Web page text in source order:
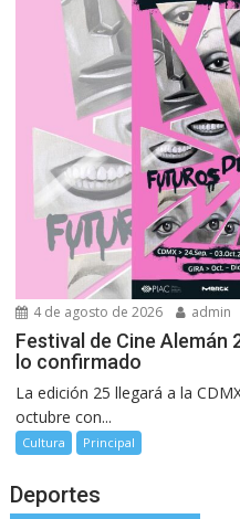
4 de agosto de 2026 admin
Festival de Cine Alemán
lo confirmado
La edición 25 llegará a la
octubre con...
Cultura Principal
Deportes